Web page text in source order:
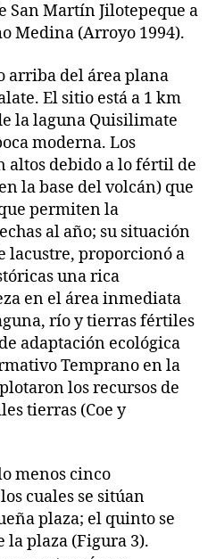
San Martín Jilotepeque a
Medina (Arroyo 1994).
arriba del área plana
El sitio está a 1 km
la laguna Quisilimate
moderna. Los
altos debido a lo fértil de
la base del volcán) que
permiten la
al año; su situación
lacustre, proporcionó a
una rica
en el área inmediata
río y tierras fértiles
adaptación ecológica
Temprano en la
los recursos de
tierras (Coe y
menos cinco
cuales se sitúan
plaza; el quinto se
la plaza (Figura 3).